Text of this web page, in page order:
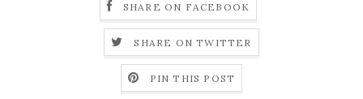
SHARE ON FACEBOOK
SHARE ON TWITTER
PIN THIS POST